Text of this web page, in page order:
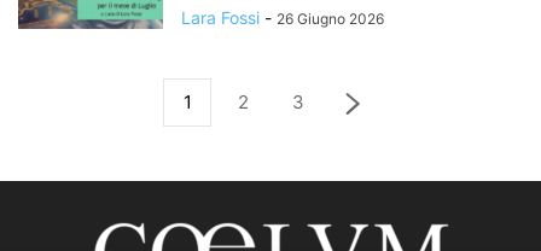
Lara Fossi - 26 Giugno 2026
1 2 3